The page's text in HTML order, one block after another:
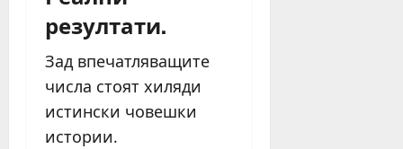
резултати.
Зад впечатляващите
числа стоят хиляди
истински човешки
истории.